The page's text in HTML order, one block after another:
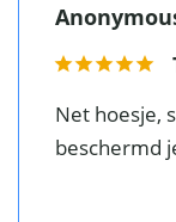
Net hoesje,
beschermd